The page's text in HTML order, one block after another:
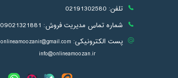
تلفن: 02191302580
شماره تماس مدیریت فروش: 09021321881
پست الکترونیکی: onlineamoozanir@gmail.com
info@onlineamoozan.ir